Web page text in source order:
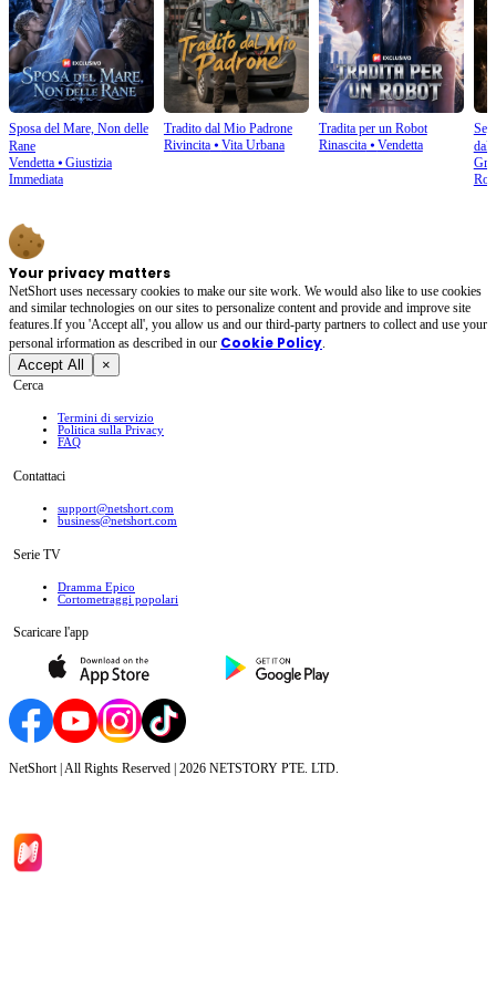
Sposa del Mare, Non delle
Rane​
Vendetta ⦁ Giustizia
Immediata
Tradito dal Mio Padrone
Rivincita⦁ Vita Urbana
Tradita per un Robot
Rinascita⦁ Vendetta
dal
Your privacy matters
NetShort uses necessary cookies to make our site work. We would also like to use cookies
and similar technologies on our sites to personalize content and provide and improve site
features.If you 'Accept all', you allow us and our third-party partners to collect and use your
personal irformation as described in our Cookie Policy.
Accept All ×
Cerca
Termini di servizio
Politica sulla Privacy
FAQ
Contattaci
support@netshort.com
business@netshort.com
Serie TV
Dramma Epico
‌Cortometraggi popolari
Scaricare l'app
NetShort | All Rights Reserved | 2026 NETSTORY PTE. LTD.